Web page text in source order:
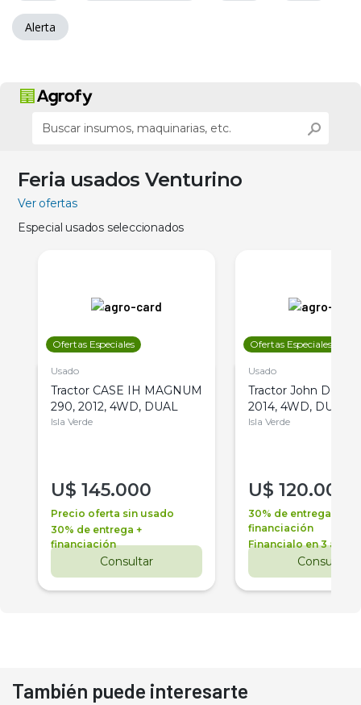
Alerta
Feria usados Venturino
Ver ofertas
Especial usados seleccionados
Ofertas Especiales
Usado
Tractor CASE IH MAGNUM
290, 2012, 4WD, DUAL
Isla Verde
U$ 145.000
Precio oferta sin usado
30% de entrega +
financiación
Consultar
Ofertas Especiales
Usado
Tractor John Deere
2014, 4WD, DUAL
Isla Verde
U$ 120.000
30% de entrega +
financiación
Financialo en 3 años
Consultar
También puede interesarte